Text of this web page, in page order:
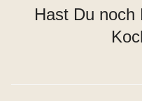
Hast Du noch